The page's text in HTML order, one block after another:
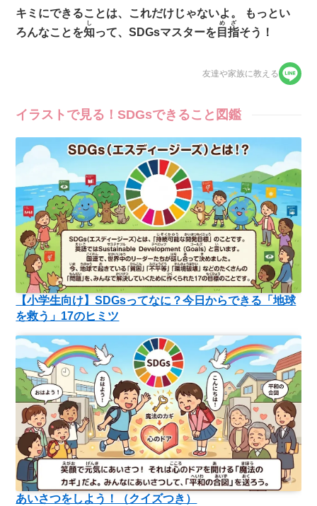
キミにできることは、これだけじゃないよ。
もっとい
ろんなことを知
し
って、SDGsマスターを 目指
めざ
そう！
友達や家族に教える
イラストで見る！SDGsできること図鑑
【小学生向け】SDGsってなに？今日からできる「地球
を救う」17のヒミツ
あいさつをしよう！（クイズつき）